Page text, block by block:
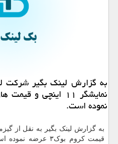
به گزارش لینك بگیر شركت
نموده است.
به گزارش لینک بگیر به نقل از
قیمت کروم بوک۳